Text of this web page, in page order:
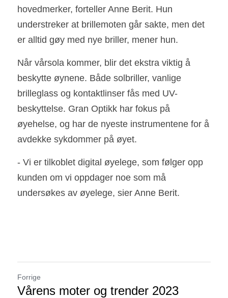
hovedmerker, forteller Anne Berit. Hun
understreker at brillemoten går sakte, men det
er alltid gøy med nye briller, mener hun.
Når vårsola kommer, blir det ekstra viktig å
beskytte øynene. Både solbriller, vanlige
brilleglass og kontaktlinser fås med UV-
beskyttelse. Gran Optikk har fokus på
øyehelse, og har de nyeste instrumentene for å
avdekke sykdommer på øyet.
- Vi er tilkoblet digital øyelege, som følger opp
kunden om vi oppdager noe som må
undersøkes av øyelege, sier Anne Berit.
Forrige
Vårens moter og trender 2023